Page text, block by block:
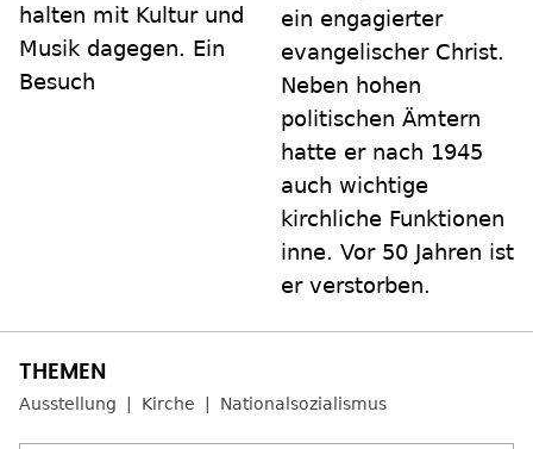
halten mit Kultur und
Musik dagegen. Ein
Besuch
ein engagierter
evangelischer Christ.
Neben hohen
politischen Ämtern
hatte er nach 1945
auch wichtige
kirchliche Funktionen
inne. Vor 50 Jahren ist
er verstorben.
Ausstellung Kirche Nationalsozialismus